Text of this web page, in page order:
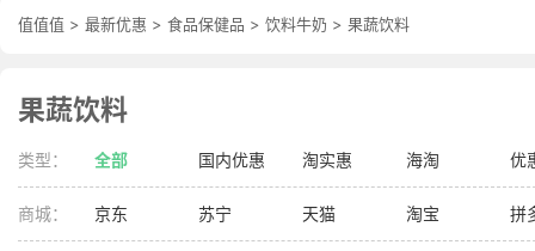
值值值 > 最新优惠 > 食品保健品 > 饮料牛奶 > 果蔬饮料
果蔬饮料
类型： 全部 国内优惠 淘实惠 海淘 优
商城： 京东 苏宁 天猫 淘宝 拼